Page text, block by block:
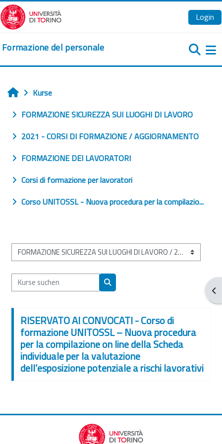
Zum Hauptinhalt
Login
Formazione del personale
Startseite
Kurse
FORMAZIONE SICUREZZA SUI LUOGHI DI LAVORO
2021 - CORSI DI FORMAZIONE / AGGIORNAMENTO
FORMAZIONE DEI LAVORATORI
Corsi di formazione per lavoratori
Corso UNITOSSL - Nuova procedura per la compilazio...
Kursbereiche
Kurse suchen
Kurse suchen
RISERVATO AI CONVOCATI - Corso di
formazione UNITOSSL – Nuova procedura
per la compilazione on line della Scheda
individuale per la valutazione
dell’esposizione potenziale a rischi lavorativi